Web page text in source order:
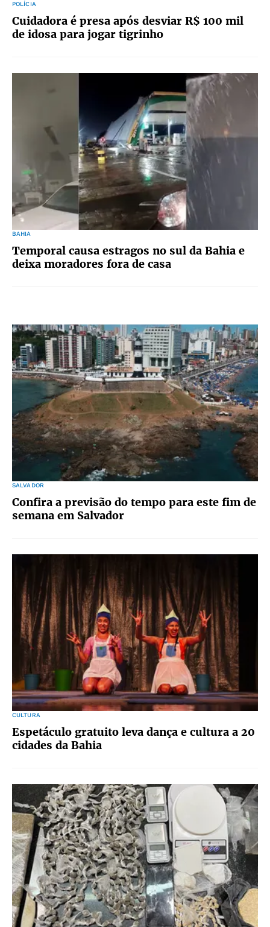
POLÍCIA
Cuidadora é presa após desviar R$ 100 mil
de idosa para jogar tigrinho
BAHIA
Temporal causa estragos no sul da Bahia e
deixa moradores fora de casa
SALVADOR
Confira a previsão do tempo para este fim de
semana em Salvador
CULTURA
Espetáculo gratuito leva dança e cultura a 20
cidades da Bahia